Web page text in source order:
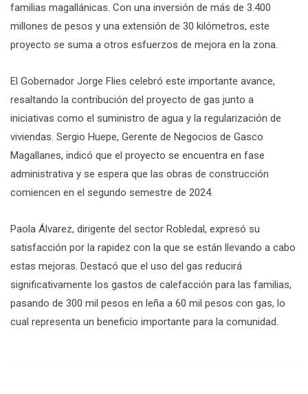
familias magallánicas. Con una inversión de más de 3.400
millones de pesos y una extensión de 30 kilómetros, este
proyecto se suma a otros esfuerzos de mejora en la zona.
El Gobernador Jorge Flies celebró este importante avance,
resaltando la contribución del proyecto de gas junto a
iniciativas como el suministro de agua y la regularización de
viviendas. Sergio Huepe, Gerente de Negocios de Gasco
Magallanes, indicó que el proyecto se encuentra en fase
administrativa y se espera que las obras de construcción
comiencen en el segundo semestre de 2024.
Paola Álvarez, dirigente del sector Robledal, expresó su
satisfacción por la rapidez con la que se están llevando a cabo
estas mejoras. Destacó que el uso del gas reducirá
significativamente los gastos de calefacción para las familias,
pasando de 300 mil pesos en leña a 60 mil pesos con gas, lo
cual representa un beneficio importante para la comunidad.